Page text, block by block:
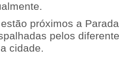
próximos a
pelos
cidade.